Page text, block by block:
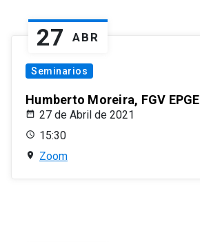
27 ABR
Seminarios
Humberto Moreira, FGV EPGE
27 de Abril de 2021
15:30
Zoom